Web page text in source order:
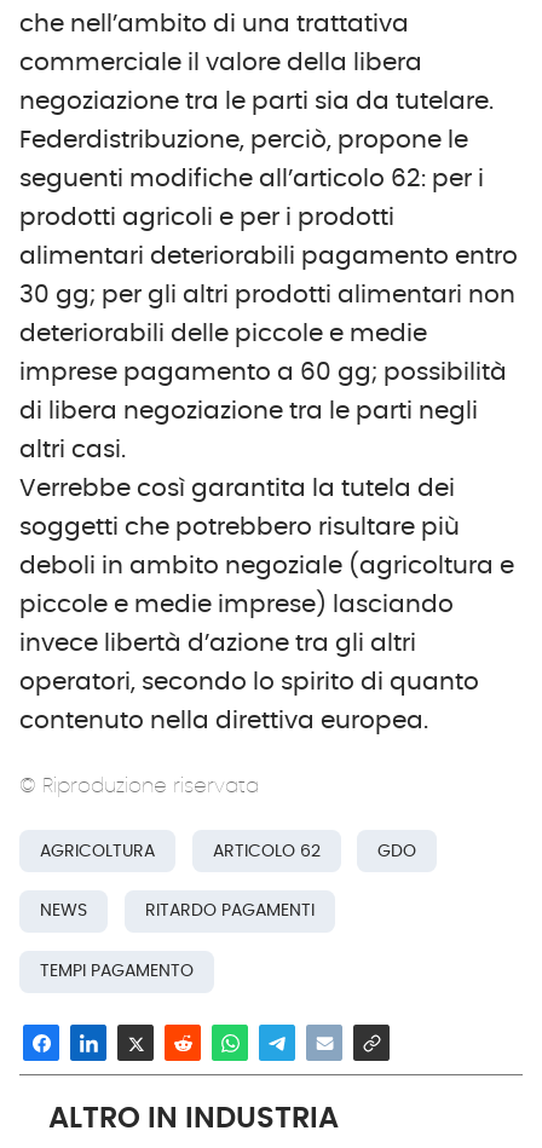
che nell’ambito di una trattativa
commerciale il valore della libera
negoziazione tra le parti sia da tutelare.
Federdistribuzione, perciò, propone le
seguenti modifiche all’articolo 62: per i
prodotti agricoli e per i prodotti
alimentari deteriorabili pagamento entro
30 gg; per gli altri prodotti alimentari non
deteriorabili delle piccole e medie
imprese pagamento a 60 gg; possibilità
di libera negoziazione tra le parti negli
altri casi.
Verrebbe così garantita la tutela dei
soggetti che potrebbero risultare più
deboli in ambito negoziale (agricoltura e
piccole e medie imprese) lasciando
invece libertà d’azione tra gli altri
operatori, secondo lo spirito di quanto
contenuto nella direttiva europea.
© Riproduzione riservata
AGRICOLTURA ARTICOLO 62 GDO
NEWS RITARDO PAGAMENTI
TEMPI PAGAMENTO
ALTRO IN INDUSTRIA